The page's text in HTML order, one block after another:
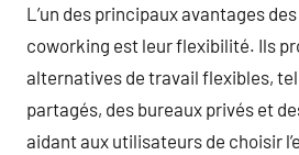
L’un des principaux avantages
coworking est leur flexibilité. Ils
alternatives de travail flexibles,
partagés, des bureaux privés et
aidant aux utilisateurs de choisir